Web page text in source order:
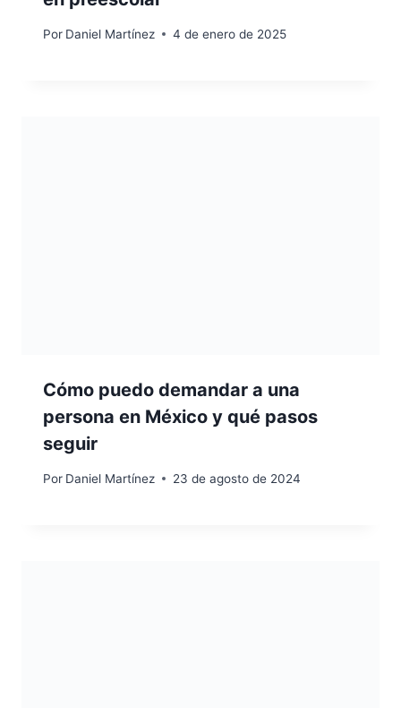
Por Daniel Martínez 4 de enero de 2025
Cómo puedo demandar a una
persona en México y qué pasos
seguir
Por Daniel Martínez 23 de agosto de 2024